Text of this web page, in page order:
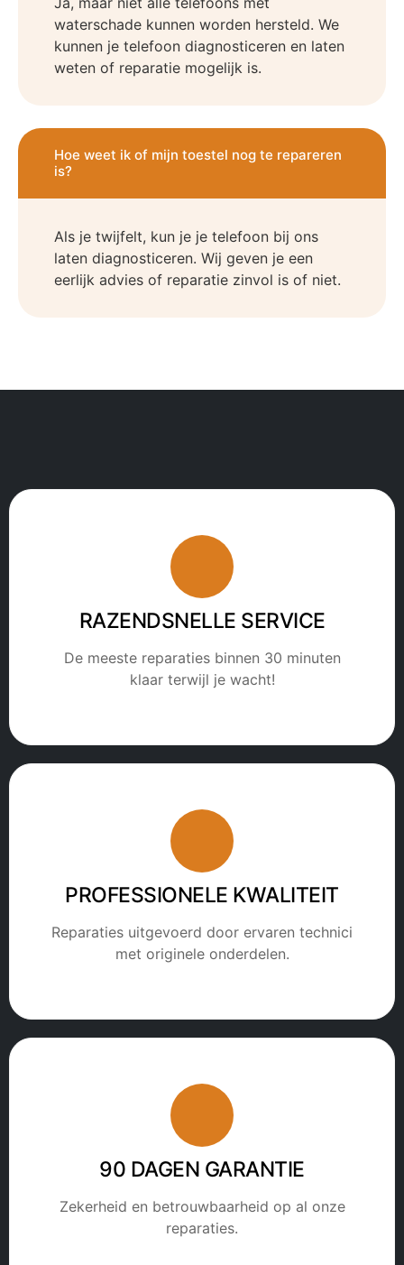
waterschade kunnen worden hersteld. We
kunnen je telefoon diagnosticeren en laten
weten of reparatie mogelijk is.
Hoe weet ik of mijn toestel nog te repareren
is?
Als je twijfelt, kun je je telefoon bij ons
laten diagnosticeren. Wij geven je een
eerlijk advies of reparatie zinvol is of niet.
RAZENDSNELLE SERVICE
De meeste reparaties binnen 30 minuten
klaar terwijl je wacht!
PROFESSIONELE KWALITEIT
Reparaties uitgevoerd door ervaren technici
met originele onderdelen.
90 DAGEN GARANTIE
Zekerheid en betrouwbaarheid op al onze
reparaties.